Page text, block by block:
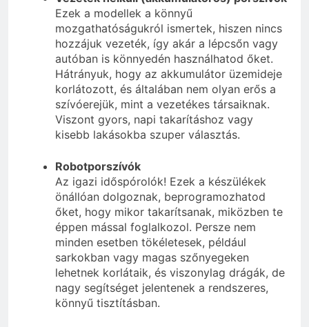
Ezek a modellek a könnyű
mozgathatóságukról ismertek, hiszen nincs
hozzájuk vezeték, így akár a lépcsőn vagy
autóban is könnyedén használhatod őket.
Hátrányuk, hogy az akkumulátor üzemideje
korlátozott, és általában nem olyan erős a
szívóerejük, mint a vezetékes társaiknak.
Viszont gyors, napi takarításhoz vagy
kisebb lakásokba szuper választás.
Robotporszívók
Az igazi időspórolók! Ezek a készülékek
önállóan dolgoznak, beprogramozhatod
őket, hogy mikor takarítsanak, miközben te
éppen mással foglalkozol. Persze nem
minden esetben tökéletesek, például
sarkokban vagy magas szőnyegeken
lehetnek korlátaik, és viszonylag drágák, de
nagy segítséget jelentenek a rendszeres,
könnyű tisztításban.